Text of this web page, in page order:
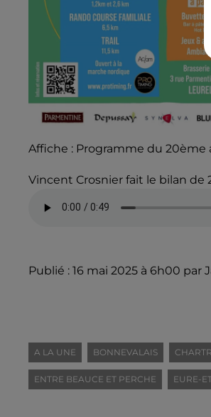
Affiche : Programme du 20ème
Vincent Crosnier fait le bilan de
Publié : 16 mai 2025 à 6h00 par
A LA UNE BONNEVALAIS
ENTRE BEAUCE ET PERCHE EURE-